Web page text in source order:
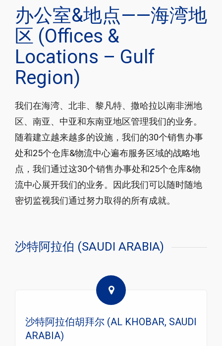
办公室&地点——海湾地
区 (Offices &
Locations – Gulf
Region)
我们在海湾、北非、黎凡特、撒哈拉以南非洲地
区、南亚、中亚和东南亚地区管理我们的业务。
随着建立越来越多的设施，我们的30个销售办事
处和25个仓库&物流中心遍布服务区域的战略地
点，我们通过这30个销售办事处和25个仓库&物
流中心展开我们的业务。因此我们可以随时随地
密切监视我们通过努力取得的所有成就。
沙特阿拉伯 (SAUDI ARABIA)
沙特阿拉伯胡拜尔 (AL KHOBAR, SAUDI
ARABIA)